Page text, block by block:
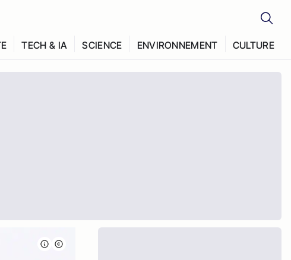
TECH & IA SCIENCE ENVIRONNEMENT CULTURE